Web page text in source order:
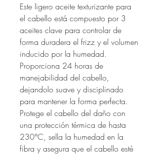
Este ligero aceite texturizante para
el cabello está compuesto por 3
aceites clave para controlar de
forma duradera el frizz y el volumen
inducido por la humedad.
Proporciona 24 horas de
manejabilidad del cabello,
dejandolo suave y disciplinado
para mantener la forma perfecta.
Protege el cabello del daño con
una protección térmica de hasta
230°C, sella la humedad en la
fibra y asegura que el cabello esté